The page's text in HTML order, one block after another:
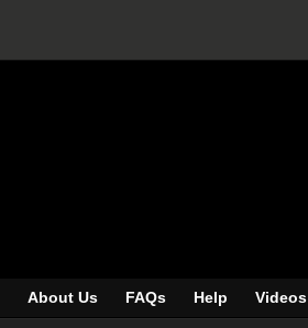
About Us FAQs Help Videos